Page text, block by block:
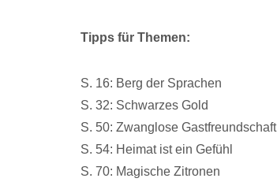
Tipps für Themen:
S. 16: Berg der Sprachen
S. 32: Schwarzes Gold
S. 50: Zwanglose Gastfreundschaft
S. 54: Heimat ist ein Gefühl
S. 70: Magische Zitronen